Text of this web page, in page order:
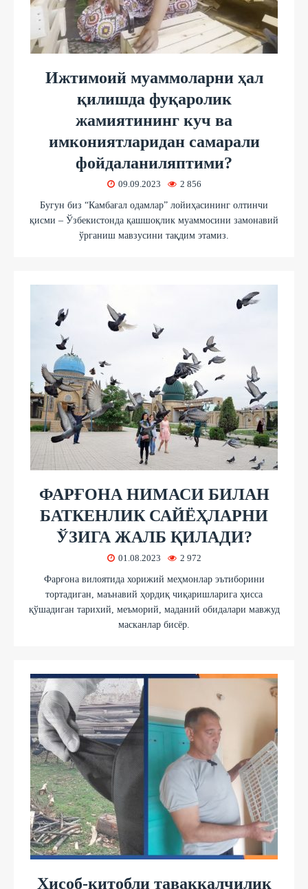
Ижтимоий муаммоларни ҳал
қилишда фуқаролик
жамиятининг куч ва
имкониятларидан самарали
фойдаланиляптими?
09.09.2023 2 856
Бугун биз “Камбағал одамлар” лойиҳасининг олтинчи
қисми – Ўзбекистонда қашшоқлик муаммосини замонавий
ўрганиш мавзусини тақдим этамиз.
ФАРҒОНА НИМАСИ БИЛАН
БАТКЕНЛИК САЙЁҲЛАРНИ
ЎЗИГА ЖАЛБ ҚИЛАДИ?
01.08.2023 2 972
Фарғона вилоятида хорижий меҳмонлар эътиборини
тортадиган, маънавий ҳордиқ чиқаришларига ҳисса
қўшадиган тарихий, меъморий, маданий обидалари мавжуд
масканлар бисёр.
Ҳисоб-китобли таваккалчилик